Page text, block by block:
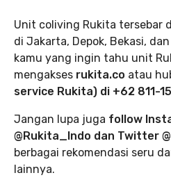
Unit coliving Rukita tersebar
di Jakarta, Depok, Bekasi,
kamu yang ingin tahu unit
mengakses rukita.co atau
service Rukita) di +62 811-
Jangan lupa juga follow
@Rukita_Indo dan Twitter
berbagai rekomendasi seru
lainnya.